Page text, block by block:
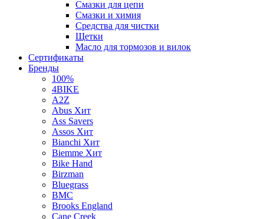
Смазки для цепи
Смазки и химия
Средства для чистки
Щетки
Масло для тормозов и вилок
Сертификаты
Бренды
100%
4BIKE
A2Z
Abus Хит
Ass Savers
Assos Хит
Bianchi Хит
Biemme Хит
Bike Hand
Birzman
Bluegrass
BMC
Brooks England
Cane Creek